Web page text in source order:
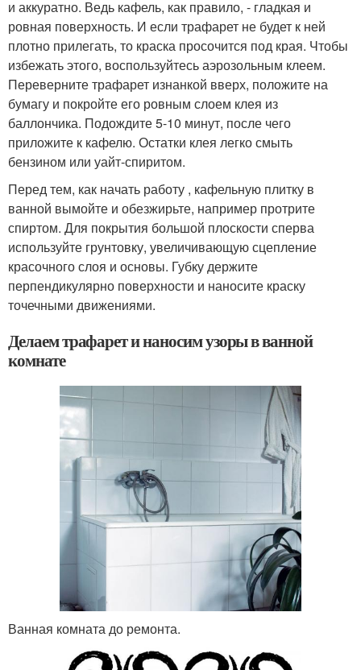
и аккуратно. Ведь кафель, как правило, - гладкая и
ровная поверхность. И если трафарет не будет к ней
плотно прилегать, то краска просочится под края. Чтобы
избежать этого, воспользуйтесь аэрозольным клеем.
Переверните трафарет изнанкой вверх, положите на
бумагу и покройте его ровным слоем клея из
баллончика. Подождите 5-10 минут, после чего
приложите к кафелю. Остатки клея легко смыть
бензином или уайт-спиритом.
Перед тем, как начать работу , кафельную плитку в
ванной вымойте и обезжирьте, например протрите
спиртом. Для покрытия большой плоскости сперва
используйте грунтовку, увеличивающую сцепление
красочного слоя и основы. Губку держите
перпендикулярно поверхности и наносите краску
точечными движениями.
Делаем трафарет и наносим узоры в ванной
комнате
Ванная комната до ремонта.